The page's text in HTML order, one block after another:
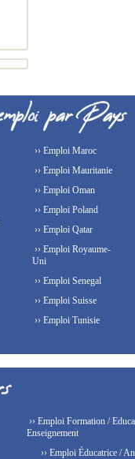
›› Emploi Maroc
›› Emploi Mauritanie
›› Emploi Oman
›› Emploi Poland
›› Emploi Qatar
›› Emploi Royaume-
Uni
›› Emploi Senegal
›› Emploi Suisse
›› Emploi Tunisie
›› Emploi Formation /
Enseignement
›› Emploi Éducatrice /